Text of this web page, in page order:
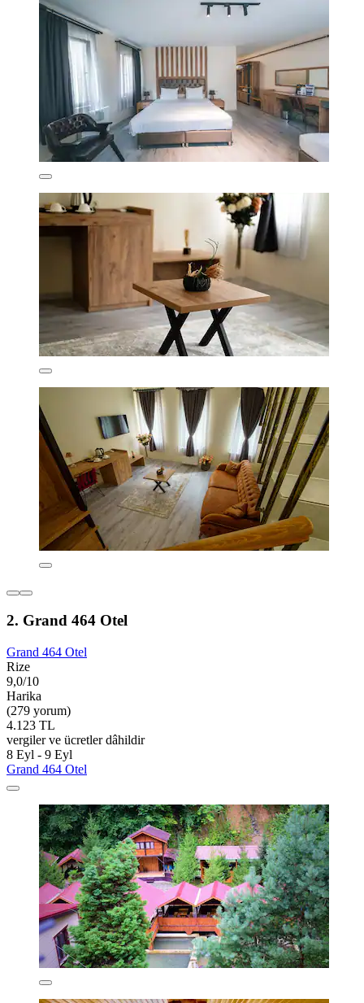
2. Grand 464 Otel
Grand 464 Otel
Rize
9,0/10
Harika
(279 yorum)
4.123 TL
vergiler ve ücretler dâhildir
8 Eyl - 9 Eyl
Grand 464 Otel